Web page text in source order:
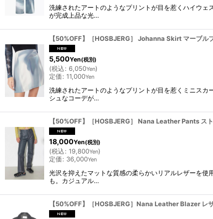
洗練されたアートのようなプリントが目を惹くハイウ
が完成上品な光…
【50%OFF】［HOSBJERG］ Johanna Skirt マーブ
5,500Yen(税別)
(税込: 6,050Yen)
定価: 11,000Yen
洗練されたアートのようなプリントが目を惹くミニス
シュなコーデが…
【50%OFF】［HOSBJERG］ Nana Leather Pants ス
18,000Yen(税別)
(税込: 19,800Yen)
定価: 36,000Yen
光沢を抑えたマットな質感の柔らかいリアルレザーを
も。カジュアル…
【50%OFF】［HOSBJERG］Nana Leather Blazer レ